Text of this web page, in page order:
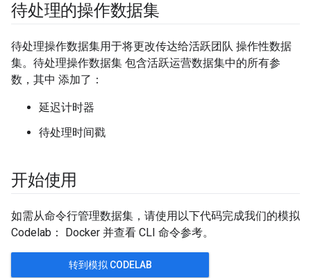
待处理的操作数据集
待处理操作数据集用于将更改传达给活跃团队 操作性数据
集。待处理操作数据集 包含活跃运营数据集中的所有参
数，其中 添加了：
延迟计时器
待处理时间戳
开始使用
如需从命令行管理数据集，请使用以下代码完成我们的模拟
Codelab： Docker 并查看 CLI 命令参考。
转到模拟 CODELAB